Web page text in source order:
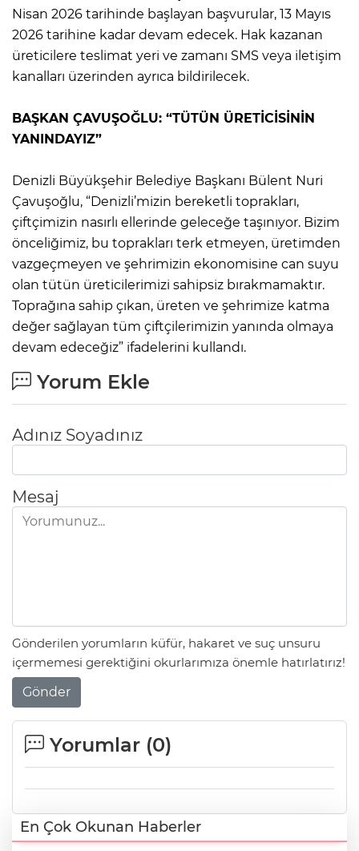
Nisan 2026 tarihinde başlayan başvurular, 13 Mayıs
2026 tarihine kadar devam edecek. Hak kazanan
üreticilere teslimat yeri ve zamanı SMS veya iletişim
kanalları üzerinden ayrıca bildirilecek.
BAŞKAN ÇAVUŞOĞLU: “TÜTÜN ÜRETİCİSİNİN
YANINDAYIZ”
Denizli Büyükşehir Belediye Başkanı Bülent Nuri
Çavuşoğlu, “Denizli’mizin bereketli toprakları,
çiftçimizin nasırlı ellerinde geleceğe taşınıyor. Bizim
önceliğimiz, bu toprakları terk etmeyen, üretimden
vazgeçmeyen ve şehrimizin ekonomisine can suyu
olan tütün üreticilerimizi sahipsiz bırakmamaktır.
Toprağına sahip çıkan, üreten ve şehrimize katma
değer sağlayan tüm çiftçilerimizin yanında olmaya
devam edeceğiz” ifadelerini kullandı.
Yorum Ekle
Adınız Soyadınız
Mesaj
Gönderilen yorumların küfür, hakaret ve suç unsuru
içermemesi gerektiğini okurlarımıza önemle hatırlatırız!
Gönder
Yorumlar (0)
En Çok Okunan Haberler